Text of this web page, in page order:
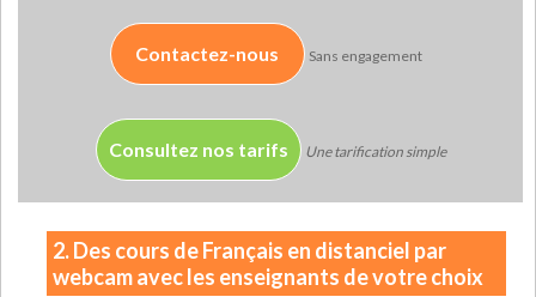
Contactez-nous Sans engagement
Consultez nos tarifs Une tarification simple
2. Des cours de Français en distanciel par
webcam avec les enseignants de votre choix